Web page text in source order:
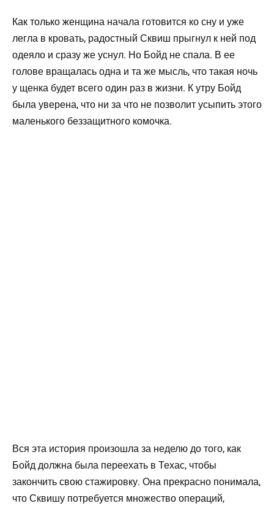
Как только женщина начала готовится ко сну и уже
легла в кровать, радостный Сквиш прыгнул к ней под
одеяло и сразу же уснул. Но Бойд не спала. В ее
голове вращалась одна и та же мысль, что такая ночь
у щенка будет всего один раз в жизни. К утру Бойд
была уверена, что ни за что не позволит усыпить этого
маленького беззащитного комочка.
Вся эта история произошла за неделю до того, как
Бойд должна была переехать в Техас, чтобы
закончить свою стажировку. Она прекрасно понимала,
что Сквишу потребуется множество операций,